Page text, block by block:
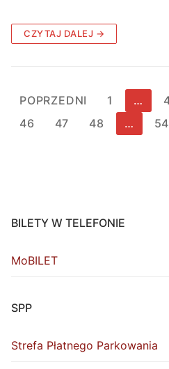
CZYTAJ DALEJ →
Stronicowanie
wpisów
POPRZEDNI 1 …
46
47 48 … 54
BILETY W TELEFONIE
MoBILET
SPP
Strefa Płatnego Parkowania